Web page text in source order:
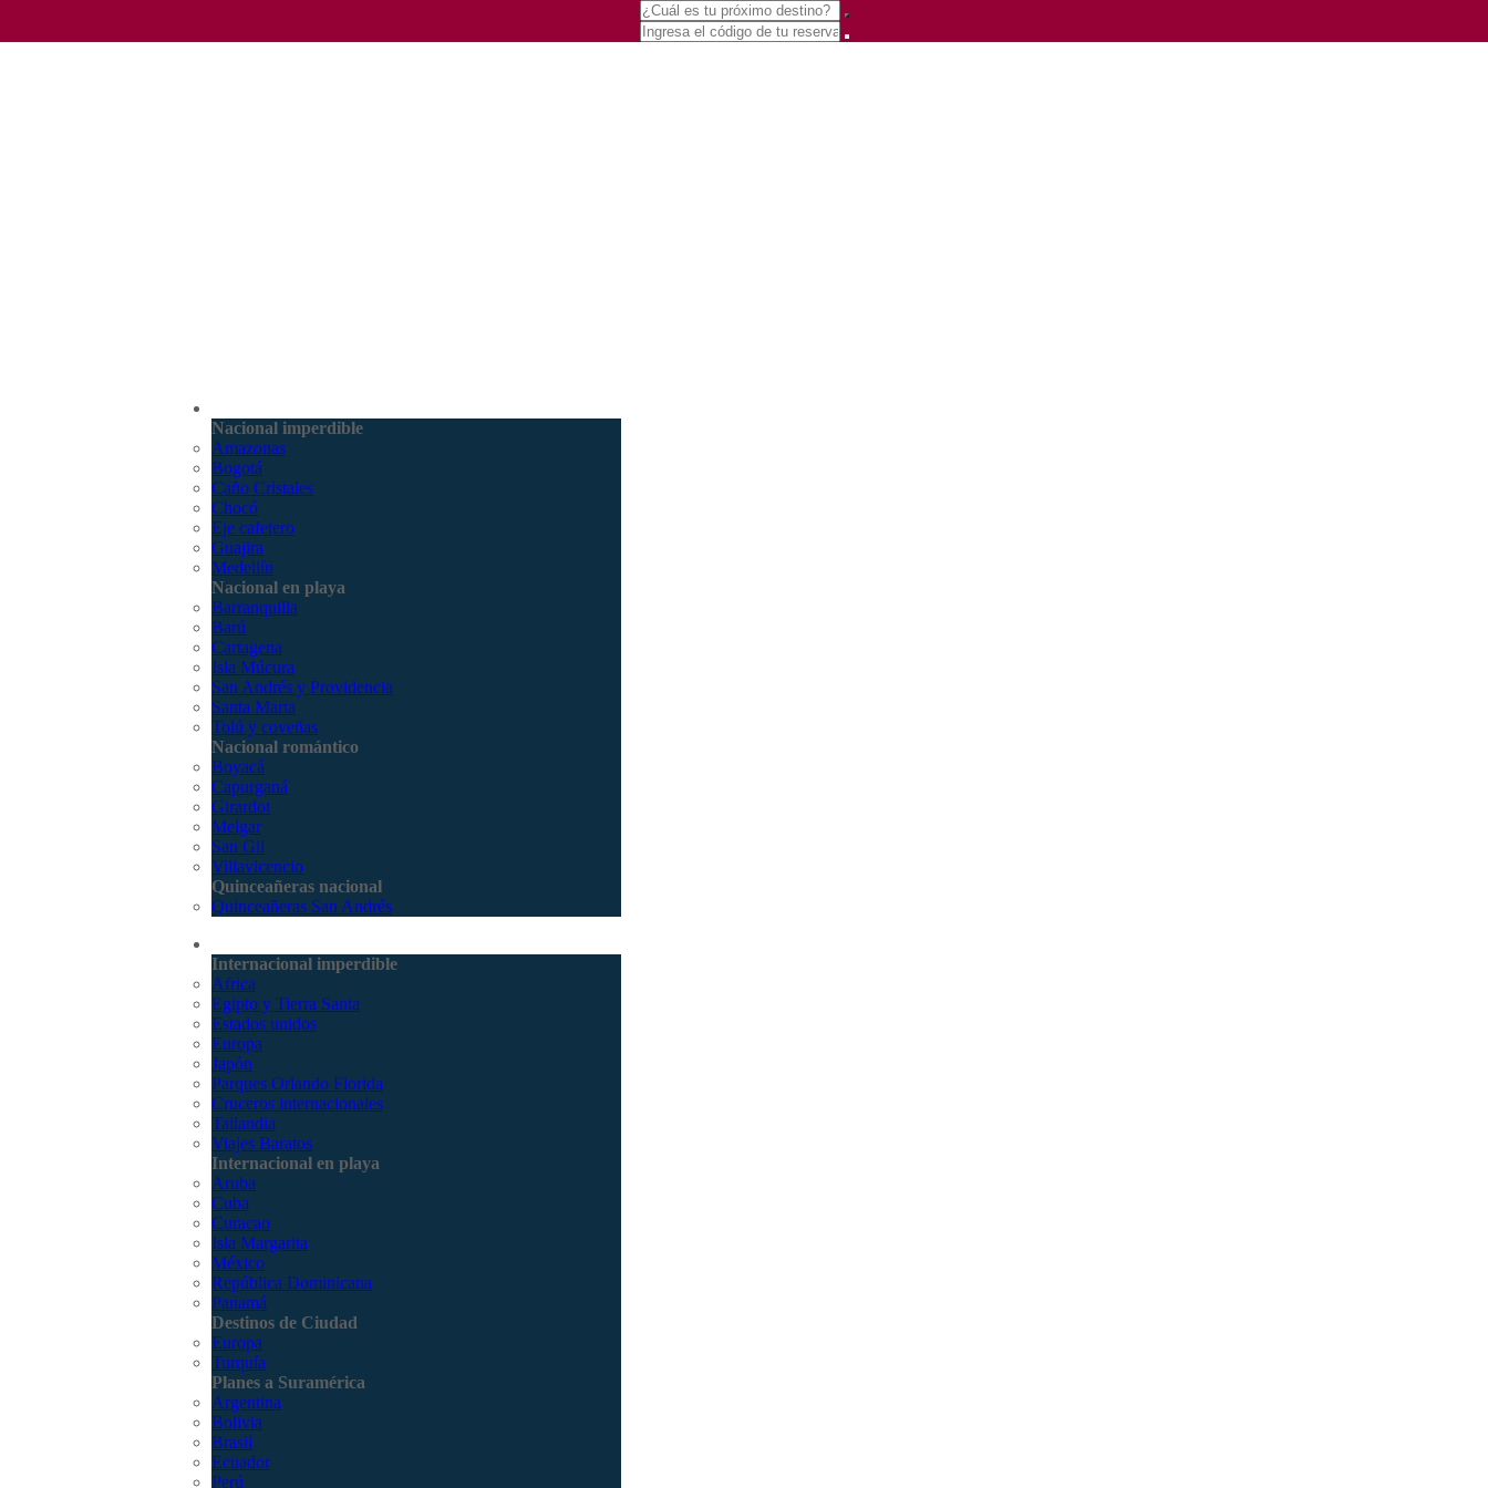
Nacional imperdible
Amazonas
Bogotá
Caño Cristales
Chocó
Eje cafetero
Guajira
Medellín
Nacional en playa
Barranquilla
Barú
Cartagena
Isla Múcura
San Andrés y Providencia
Santa Marta
Tolú y coveñas
Nacional romántico
Boyacá
Capurganá
Girardot
Melgar
San Gil
Villavicencio
Quinceañeras nacional
Quinceañeras San Andrés
Internacional imperdible
Africa
Egipto y Tierra Santa
Estados unidos
Europa
Japón
Parques Orlando Florida
Cruceros internacionales
Tailandia
Viajes Baratos
Internacional en playa
Aruba
Cuba
Curacao
Isla Margarita
México
República Dominicana
Panamá
Destinos de Ciudad
Europa
Turquía
Planes a Suramérica
Argentina
Bolivia
Brasil
Ecuador
Perú